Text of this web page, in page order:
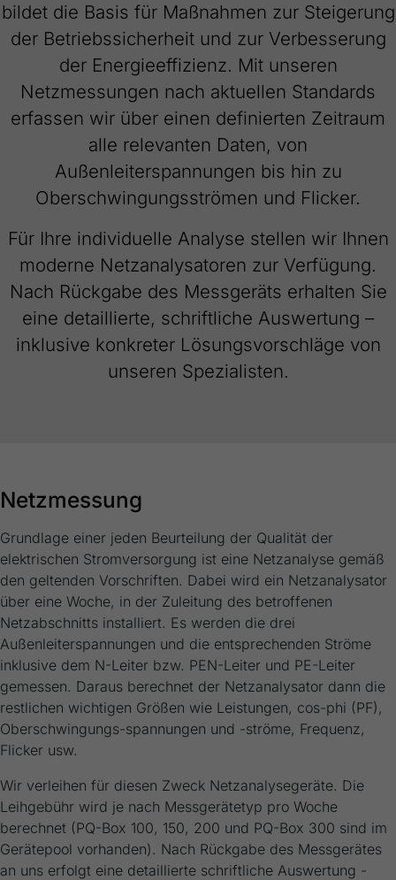
bildet die Basis für Maßnahmen zur Steigerung
der Betriebssicherheit und zur Verbesserung
der Energieeffizienz. Mit unseren
Netzmessungen nach aktuellen Standards
erfassen wir über einen definierten Zeitraum
alle relevanten Daten, von
Außenleiterspannungen bis hin zu
Oberschwingungsströmen und Flicker.
Für Ihre individuelle Analyse stellen wir Ihnen
moderne Netzanalysatoren zur Verfügung.
Nach Rückgabe des Messgeräts erhalten Sie
eine detaillierte, schriftliche Auswertung –
inklusive konkreter Lösungsvorschläge von
unseren Spezialisten.
Netzmessung
Grundlage einer jeden Beurteilung der Qualität der
elektrischen Stromversorgung ist eine Netzanalyse gemäß
den geltenden Vorschriften. Dabei wird ein Netzanalysator
über eine Woche, in der Zuleitung des betroffenen
Netzabschnitts installiert. Es werden die drei
Außenleiterspannungen und die entsprechenden Ströme
inklusive dem N-Leiter bzw. PEN-Leiter und PE-Leiter
gemessen. Daraus berechnet der Netzanalysator dann die
restlichen wichtigen Größen wie Leistungen, cos-phi (PF),
Oberschwingungs-spannungen und -ströme, Frequenz,
Flicker usw.
Wir verleihen für diesen Zweck Netzanalysegeräte. Die
Leihgebühr wird je nach Messgerätetyp pro Woche
berechnet (PQ-Box 100, 150, 200 und PQ-Box 300 sind im
Gerätepool vorhanden). Nach Rückgabe des Messgerätes
an uns erfolgt eine detaillierte schriftliche Auswertung -
Name cookie_optin
Anbieter FRAKO
Laufzeit 1 Jahr
Dieses Cookie wird verwendet, um Ihre
Cookie-Einstellungen für diese Website zu
speichern.
Name SgCookieOptin.lastPreferences
Anbieter FRAKO
Laufzeit
Dieser Wert speichert Ihre Consent-
Einstellungen. Unter anderem eine zufällig
generierte ID, für die historische
Cookie-Informationen anzeigen
Externe Inhalte
Wir verwenden auf unserer Website externe Inhalte, um Ihnen
zusätzliche Informationen anzubieten.